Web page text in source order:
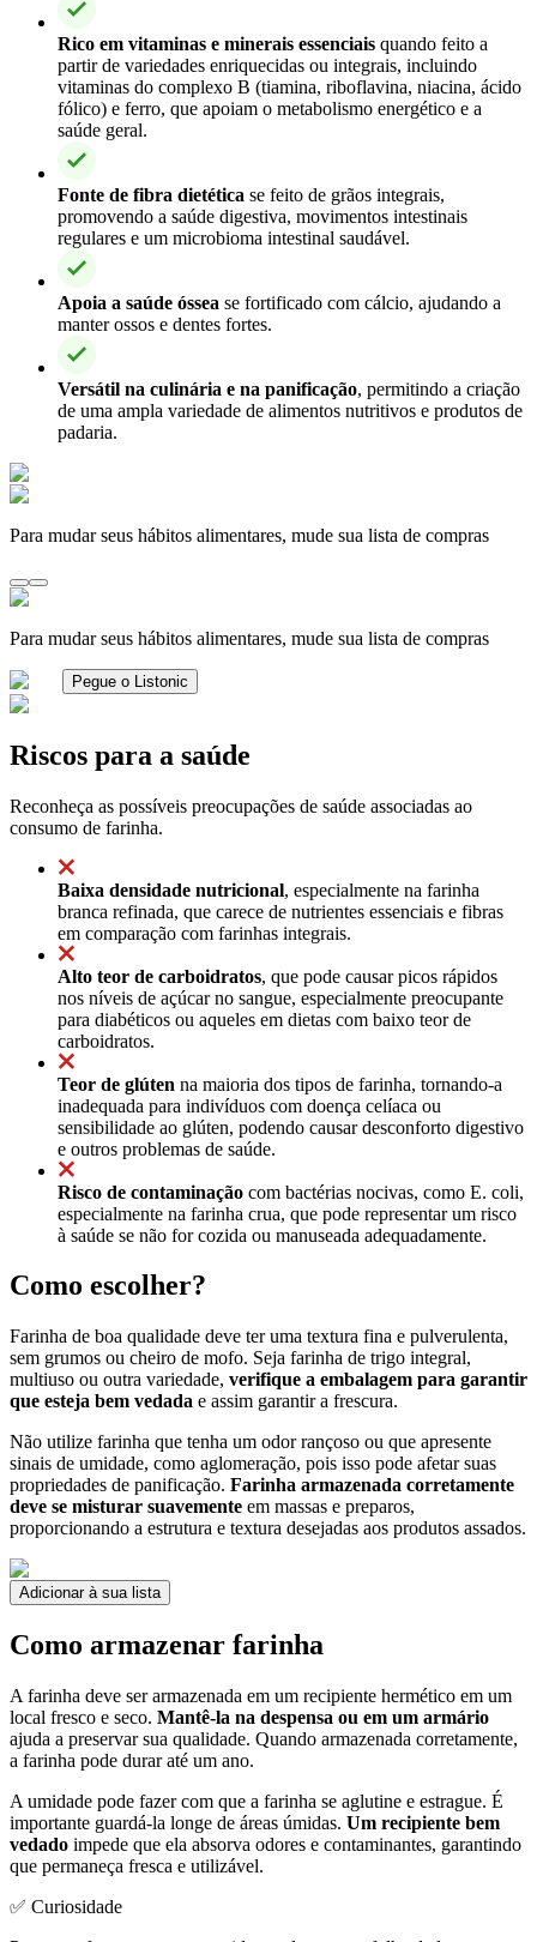
Rico em vitaminas e minerais essenciais quando feito a
partir de variedades enriquecidas ou integrais, incluindo
vitaminas do complexo B (tiamina, riboflavina, niacina, ácido
fólico) e ferro, que apoiam o metabolismo energético e a
saúde geral.
Fonte de fibra dietética se feito de grãos integrais,
promovendo a saúde digestiva, movimentos intestinais
regulares e um microbioma intestinal saudável.
Apoia a saúde óssea se fortificado com cálcio, ajudando a
manter ossos e dentes fortes.
Versátil na culinária e na panificação, permitindo a criação
de uma ampla variedade de alimentos nutritivos e produtos de
padaria.
Para mudar seus hábitos alimentares, mude sua lista de compras
Para mudar seus hábitos alimentares, mude sua lista de compras
Pegue o Listonic
Riscos para a saúde
Reconheça as possíveis preocupações de saúde associadas ao
consumo de farinha.
Baixa densidade nutricional, especialmente na farinha
branca refinada, que carece de nutrientes essenciais e fibras
em comparação com farinhas integrais.
Alto teor de carboidratos, que pode causar picos rápidos
nos níveis de açúcar no sangue, especialmente preocupante
para diabéticos ou aqueles em dietas com baixo teor de
carboidratos.
Teor de glúten na maioria dos tipos de farinha, tornando-a
inadequada para indivíduos com doença celíaca ou
sensibilidade ao glúten, podendo causar desconforto digestivo
e outros problemas de saúde.
Risco de contaminação com bactérias nocivas, como E. coli,
especialmente na farinha crua, que pode representar um risco
à saúde se não for cozida ou manuseada adequadamente.
Como escolher?
Farinha de boa qualidade deve ter uma textura fina e pulverulenta,
sem grumos ou cheiro de mofo. Seja farinha de trigo integral,
multiuso ou outra variedade, verifique a embalagem para garantir
que esteja bem vedada e assim garantir a frescura.
Não utilize farinha que tenha um odor rançoso ou que apresente
sinais de umidade, como aglomeração, pois isso pode afetar suas
propriedades de panificação. Farinha armazenada corretamente
deve se misturar suavemente em massas e preparos,
proporcionando a estrutura e textura desejadas aos produtos assados.
Adicionar à sua lista
Como armazenar farinha
A farinha deve ser armazenada em um recipiente hermético em um
local fresco e seco. Mantê-la na despensa ou em um armário
ajuda a preservar sua qualidade. Quando armazenada corretamente,
a farinha pode durar até um ano.
A umidade pode fazer com que a farinha se aglutine e estrague. É
importante guardá-la longe de áreas úmidas. Um recipiente bem
vedado impede que ela absorva odores e contaminantes, garantindo
que permaneça fresca e utilizável.
✅ Curiosidade